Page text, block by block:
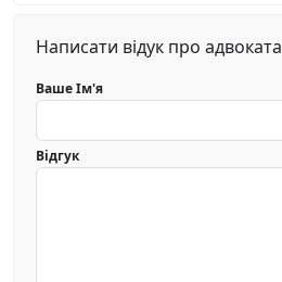
Написати відук про адвоката
Ваше Ім'я
Відгук